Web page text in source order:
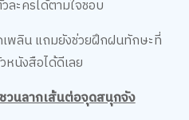
นสำคัญจะช่วยให้เด็กๆ ได้เรียน
ละการจับดินสอให้มั่นคง ทั้งยัง
างมือและตา ที่สำคัญคือ เสริม
ารมองจุดหนึ่งไปสู่จุดถัดไปอีก